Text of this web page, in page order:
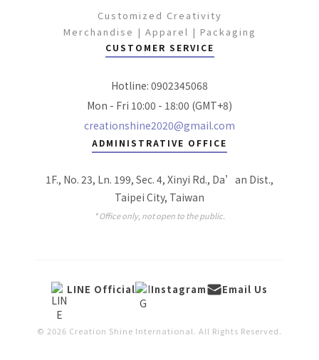
Customized Creativity
Merchandise | Apparel | Packaging
CUSTOMER SERVICE
Hotline: 0902345068
Mon - Fri 10:00 - 18:00 (GMT+8)
creationshine2020@gmail.com
ADMINISTRATIVE OFFICE
1F., No. 23, Ln. 199, Sec. 4, Xinyi Rd., Da’an Dist.,
Taipei City, Taiwan
* Office only, not open to the public.
LINE Official Instagram Email Us
© 2026 Creation Shine International. All Rights Reserved.